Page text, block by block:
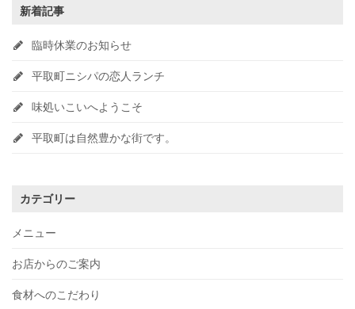
新着記事
臨時休業のお知らせ
平取町ニシパの恋人ランチ
味処いこいへようこそ
平取町は自然豊かな街です。
カテゴリー
メニュー
お店からのご案内
食材へのこだわり